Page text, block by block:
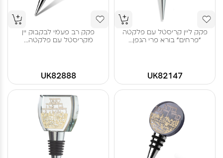
פקק ליין קריסטל עם פלקטה
"פרחים" בורא פרי הגפן...
UK82147
פקק רב פעמי לבקבוק יין
מקריסטל עם פלקטה...
UK82888